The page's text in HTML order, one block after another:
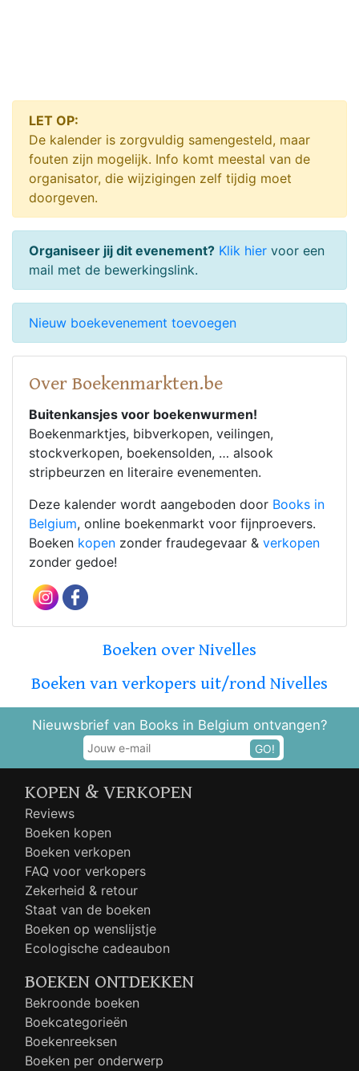
LET OP:
De kalender is zorgvuldig samengesteld, maar
fouten zijn mogelijk. Info komt meestal van de
organisator, die wijzigingen zelf tijdig moet
doorgeven.
Organiseer jij dit evenement? Klik hier voor een
mail met de bewerkingslink.
Nieuw boekevenement toevoegen
Over Boekenmarkten.be
Buitenkansjes voor boekenwurmen!
Boekenmarktjes, bibverkopen, veilingen,
stockverkopen, boekensolden, … alsook
stripbeurzen en literaire evenementen.
Deze kalender wordt aangeboden door Books in
Belgium, online boekenmarkt voor fijnproevers.
Boeken kopen zonder fraudegevaar & verkopen
zonder gedoe!
Boeken over Nivelles
Boeken van verkopers uit/rond Nivelles
Nieuwsbrief van Books in Belgium ontvangen?
GO!
KOPEN & VERKOPEN
Reviews
Boeken kopen
Boeken verkopen
FAQ voor verkopers
Zekerheid & retour
Staat van de boeken
Boeken op wenslijstje
Ecologische cadeaubon
BOEKEN ONTDEKKEN
Bekroonde boeken
Boekcategorieën
Boekenreeksen
Boeken per onderwerp